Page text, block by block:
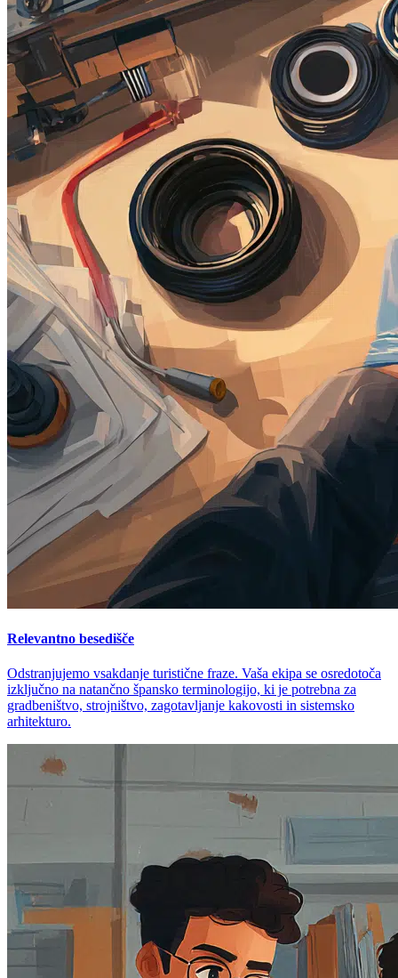
Relevantno besedišče
Odstranjujemo vsakdanje turistične fraze. Vaša ekipa se osredotoča
izključno na natančno špansko terminologijo, ki je potrebna za
gradbeništvo, strojništvo, zagotavljanje kakovosti in sistemsko
arhitekturo.